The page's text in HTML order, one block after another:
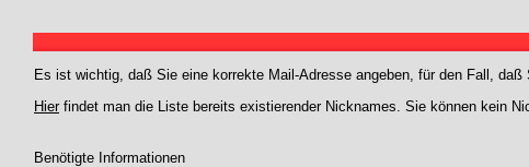
Es ist wichtig, daß Sie eine korrekte Mail-Adresse angeben, für den Fall, daß
Hier findet man die Liste bereits existierender Nicknames. Sie können kein
Benötigte Informationen